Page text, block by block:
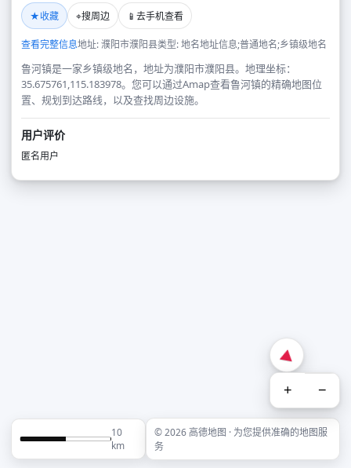
★收藏 ⌖搜周边 📱 去手机查看
查看完整信息地址: 濮阳市濮阳县类型: 地名地址信息;普通地名;乡镇级地名
鲁河镇是一家乡镇级地名，地址为濮阳市濮阳县。地理坐标：
35.675761,115.183978。您可以通过Amap查看鲁河镇的精确地图位
置、规划到达路线，以及查找周边设施。
用户评价
匿名用户
+ −
10
km
© 2026 高德地图 · 为您提供准确的地图服
务